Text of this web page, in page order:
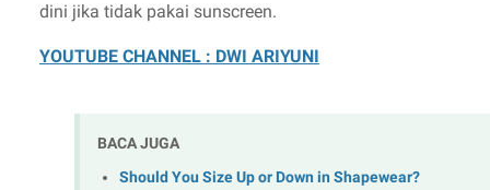
dini jika tidak pakai sunscreen.
YOUTUBE CHANNEL : DWI ARIYUNI
BACA JUGA
Should You Size Up or Down in Shapewear?